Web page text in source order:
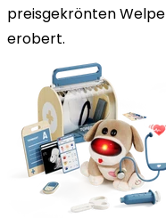
preisgekrönten
erobert.